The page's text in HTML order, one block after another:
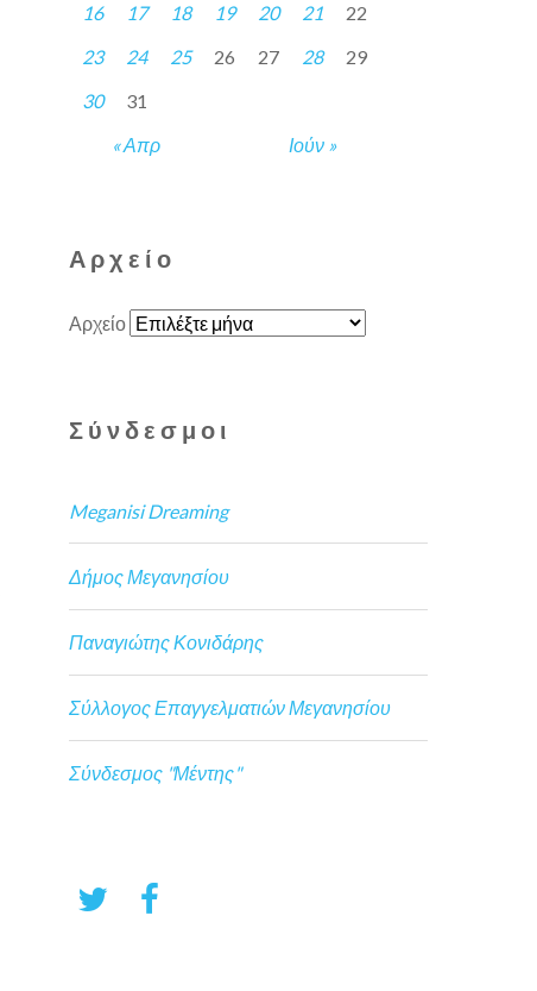
« Απρ Ιούν »
16
17 18 19 20 21
22
23
24 25 26 27 28
29
30
31
Αρχείο
Αρχείο
Σύνδεσμοι
Meganisi Dreaming
Δήμος Μεγανησίου
Παναγιώτης Κονιδάρης
Σύλλογος Επαγγελματιών Μεγανησίου
Σύνδεσμος "Μέντης"